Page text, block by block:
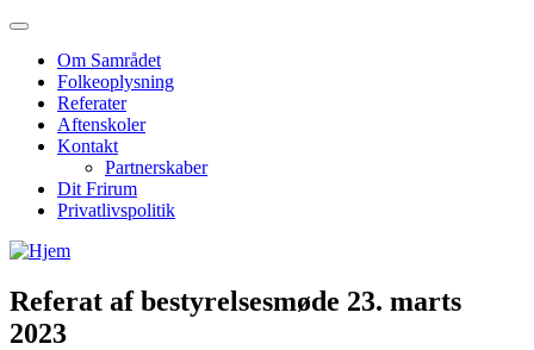
Om Samrådet
Folkeoplysning
Referater
Aftenskoler
Kontakt
Partnerskaber
Dit Frirum
Privatlivspolitik
Referat af bestyrelsesmøde 23. marts
2023